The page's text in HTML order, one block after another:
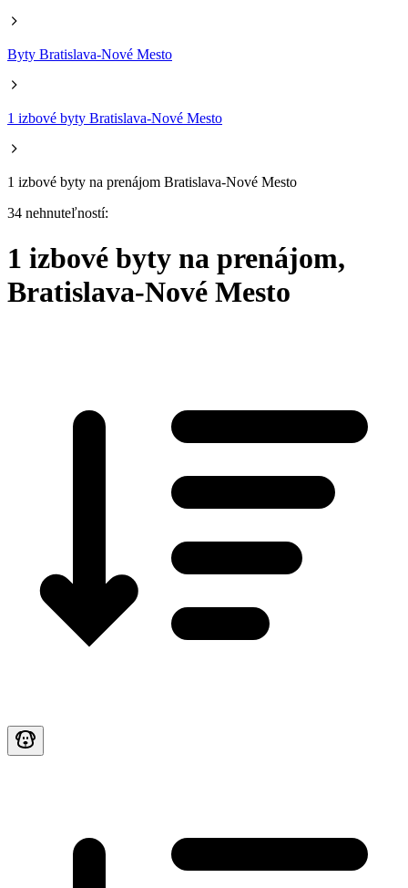
Byty Bratislava-Nové Mesto
1 izbové byty Bratislava-Nové Mesto
1 izbové byty na prenájom Bratislava-Nové Mesto
34 nehnuteľností:
1 izbové byty na prenájom,
Bratislava-Nové Mesto